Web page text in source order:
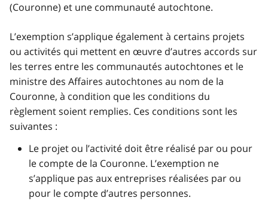
(Couronne) et une communauté autochtone.
L’exemption s’applique également à certains projets
ou activités qui mettent en œuvre d’autres accords sur
les terres entre les communautés autochtones et le
ministre des Affaires autochtones au nom de la
Couronne, à condition que les conditions du
règlement soient remplies. Ces conditions sont les
suivantes :
Le projet ou l’activité doit être réalisé par ou pour
le compte de la Couronne. L’exemption ne
s’applique pas aux entreprises réalisées par ou
pour le compte d’autres personnes.